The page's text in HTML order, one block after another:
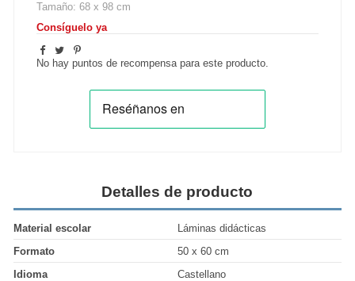
Tamaño: 68 x 98 cm
Consíguelo ya
No hay puntos de recompensa para este producto.
Detalles de producto
Material escolar
Láminas didácticas
Formato
50 x 60 cm
Idioma
Castellano